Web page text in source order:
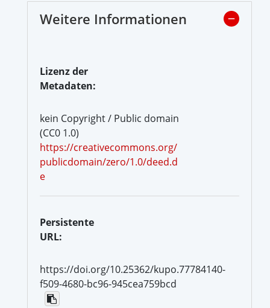
Weitere Informationen
Lizenz der
Metadaten:
kein Copyright / Public domain
(CC0 1.0)
https://creativecommons.org/
publicdomain/zero/1.0/deed.d
e
Persistente
URL:
https://doi.org/10.25362/kupo.77784140-
f509-4680-bc96-945cea759bcd